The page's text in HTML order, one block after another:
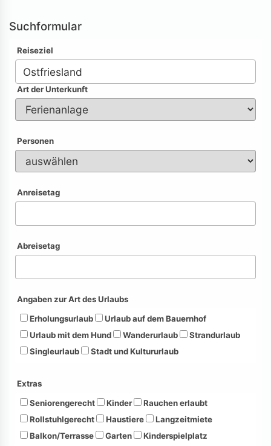
Suchformular
Reiseziel
Art der Unterkunft
Personen
Anreisetag
Abreisetag
Angaben zur Art des Urlaubs
Erholungsurlaub
Urlaub auf dem Bauernhof
Urlaub mit dem Hund
Wanderurlaub
Strandurlaub
Singleurlaub
Stadt und Kultururlaub
Extras
Seniorengerecht
Kinder
Rauchen erlaubt
Rollstuhlgerecht
Haustiere
Langzeitmiete
Balkon/Terrasse
Garten
Kinderspielplatz